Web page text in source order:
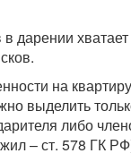
хватает
на
выделить
либо
– ст. 578 ГК